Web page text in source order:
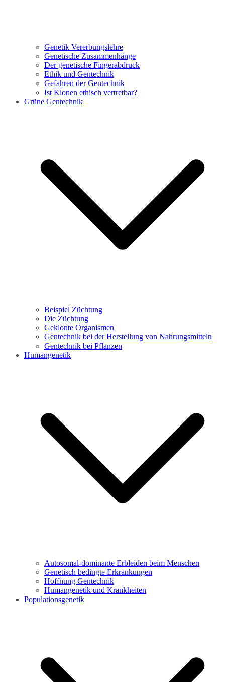
Genetik Vererbungslehre
Genetische Zusammenhänge
Der genetische Fingerabdruck
Ethik und Gentechnik
Gefahren der Gentechnik
Ist Klonen ethisch vertretbar?
Grüne Gentechnik
Beispiel Züchtung
Die Züchtung
Geklonte Organismen
Gentechnik bei der Herstellung von Nahrungsmitteln
Gentechnik bei Pflanzen
Humangenetik
Autosomal-dominante Erbleiden beim Menschen
Genetisch bedingte Erkrankungen
Hoffnung Gentechnik
Humangenetik und Krankheiten
Populationsgenetik